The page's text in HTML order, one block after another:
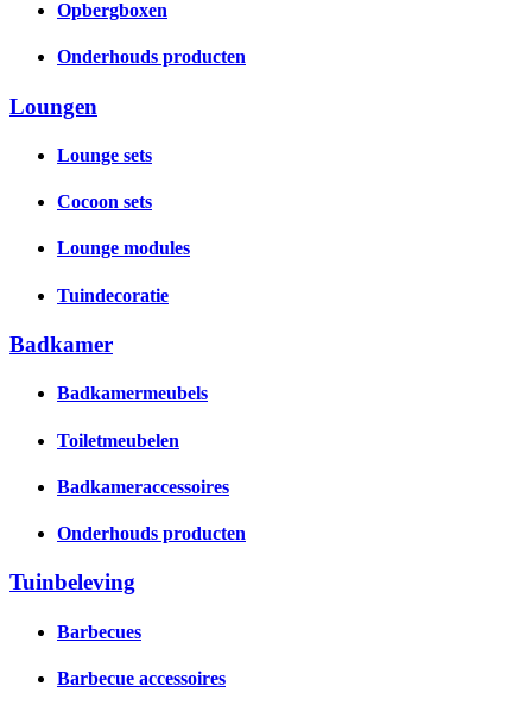
Opbergboxen
Onderhouds producten
Loungen
Lounge sets
Cocoon sets
Lounge modules
Tuindecoratie
Badkamer
Badkamermeubels
Toiletmeubelen
Badkameraccessoires
Onderhouds producten
Tuinbeleving
Barbecues
Barbecue accessoires